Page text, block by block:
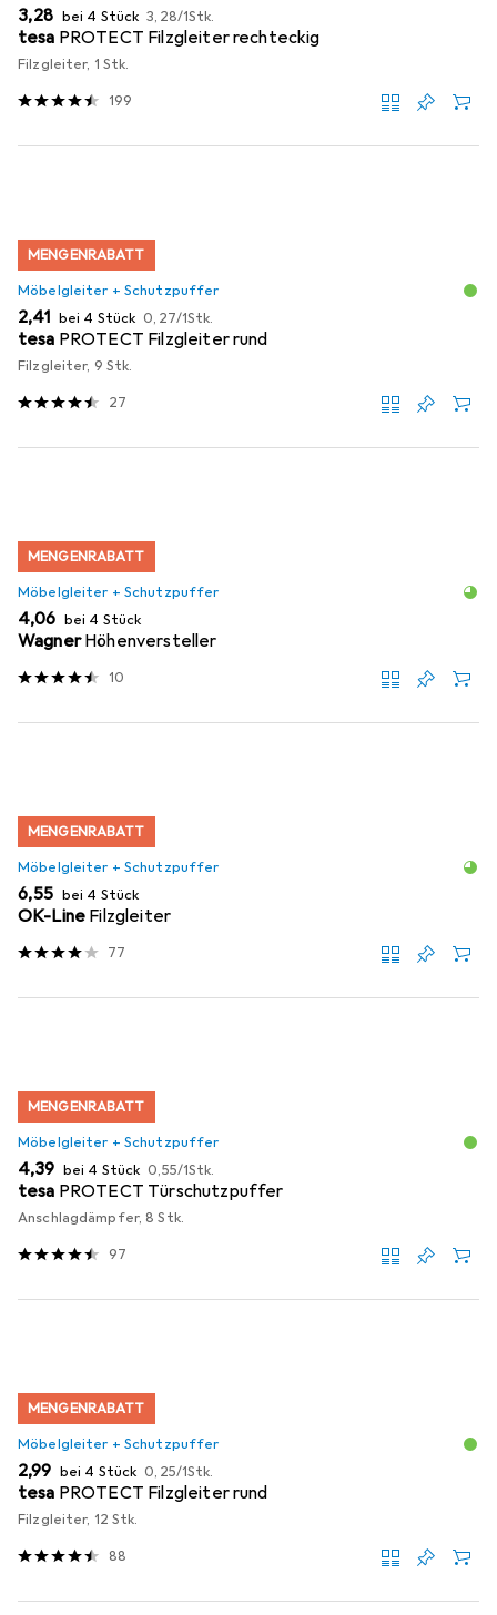
EUR
3,28 bei 4 Stück EUR
3,28/1Stk.
tesa PROTECT Filzgleiter rechteckig
Filzgleiter, 1 Stk.
199
MENGENRABATT
Möbelgleiter + Schutzpuffer
EUR
2,41 bei 4 Stück EUR
0,27/1Stk.
tesa PROTECT Filzgleiter rund
Filzgleiter, 9 Stk.
27
MENGENRABATT
Möbelgleiter + Schutzpuffer
EUR
4,06 bei 4 Stück
Wagner Höhenversteller
10
MENGENRABATT
Möbelgleiter + Schutzpuffer
EUR
6,55 bei 4 Stück
OK-Line Filzgleiter
77
MENGENRABATT
Möbelgleiter + Schutzpuffer
EUR
4,39 bei 4 Stück EUR
0,55/1Stk.
tesa PROTECT Türschutzpuffer
Anschlagdämpfer, 8 Stk.
97
MENGENRABATT
Möbelgleiter + Schutzpuffer
EUR
2,99 bei 4 Stück EUR
0,25/1Stk.
tesa PROTECT Filzgleiter rund
Filzgleiter, 12 Stk.
88